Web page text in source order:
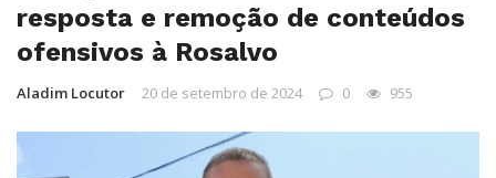
resposta e remoção de conteúdos
ofensivos à Rosalvo
Aladim Locutor 20 de setembro de 2024 0 955